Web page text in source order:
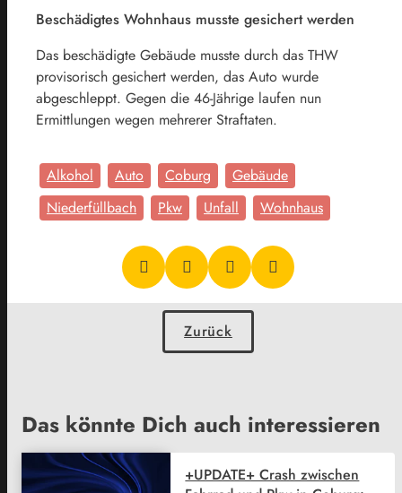
Beschädigtes Wohnhaus musste gesichert werden
Das beschädigte Gebäude musste durch das THW
provisorisch gesichert werden, das Auto wurde
abgeschleppt. Gegen die 46-Jährige laufen nun
Ermittlungen wegen mehrerer Straftaten.
Alkohol Auto Coburg
Gebäude
Niederfüllbach
Pkw Unfall Wohnhaus
Zurück
Das könnte Dich auch interessieren
+UPDATE+ Crash zwischen